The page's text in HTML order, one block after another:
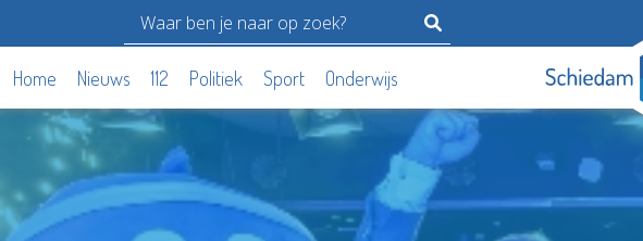
Home Nieuws 112 Politiek Sport Onderwijs